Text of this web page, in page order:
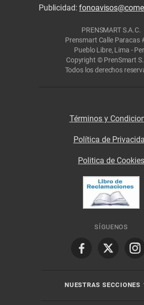
Publicidad:
PRENSMART S.A.C.
Prensmart Calle Paracas
Pueblo Libre, Lima -
Copyright © PrenSmart
Todos los derechos
Términos y
Política de
Politica de Cookies
SÍGUENOS
NUESTRAS SECCIONES